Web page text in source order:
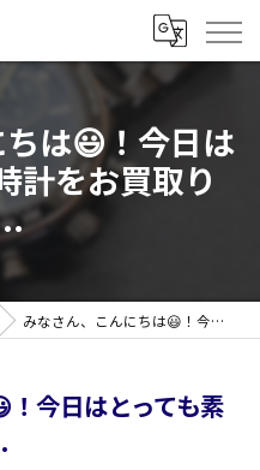
は😃！今日は
計をお買取り
みなさん、こんにちは😃！今日はとっても素敵な時計をお買取りさ...
今日はとっても素